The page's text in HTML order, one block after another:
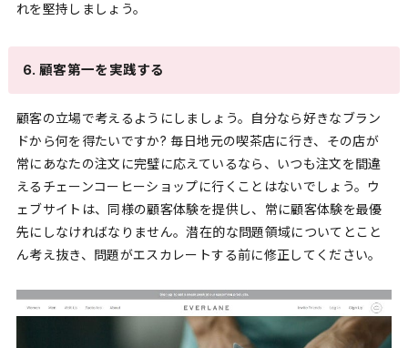
れを堅持しましょう。
6. 顧客第一を実践する
顧客の立場で考えるようにしましょう。自分なら好きなブラン
ドから何を得たいですか? 毎日地元の喫茶店に行き、その店が
常にあなたの注文に完璧に応えているなら、いつも注文を間違
えるチェーンコーヒーショップに行くことはないでしょう。ウ
ェブサイトは、同様の顧客体験を提供し、常に顧客体験を最優
先にしなければなりません。潜在的な問題領域についてとこと
ん考え抜き、問題がエスカレートする前に修正してください。